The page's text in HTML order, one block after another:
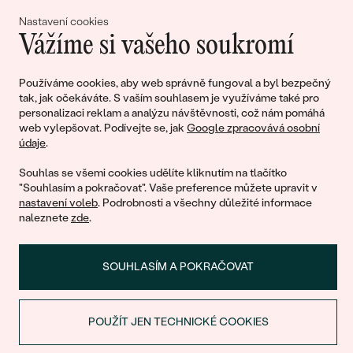
Nastavení cookies
Vážíme si vašeho soukromí
Používáme cookies, aby web správně fungoval a byl bezpečný
tak, jak očekáváte. S vaším souhlasem je využíváme také pro
personalizaci reklam a analýzu návštěvnosti, což nám pomáhá
web vylepšovat. Podívejte se, jak Google zpracovává osobní
údaje.
Souhlas se všemi cookies udělíte kliknutím na tlačítko
"Souhlasím a pokračovat". Vaše preference můžete upravit v
nastavení voleb. Podrobnosti a všechny důležité informace
naleznetezde.
SOUHLASÍM A POKRAČOVAT
POUŽÍT JEN TECHNICKÉ COOKIES
Připojte se k nám!
© 2011 - 2026, Eppi.cz
SLEVA NA PRVNÍ NÁKUP